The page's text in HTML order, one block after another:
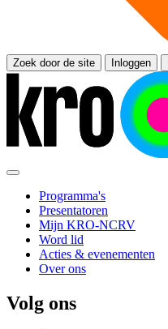
Zoek door de site Inloggen
Programma's
Presentatoren
Mijn KRO-NCRV
Word lid
Acties & evenementen
Over ons
Volg ons